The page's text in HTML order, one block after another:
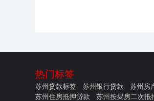
热门标签
苏州贷款标签 苏州银行贷款 苏州房
苏州住房抵押贷款
苏州按揭房二次抵